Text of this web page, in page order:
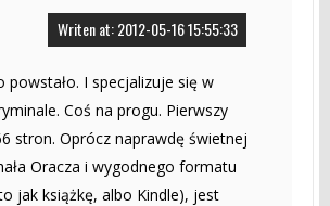
Writen at: 2012-05-16 15:55:33
powstało. I specjalizuje się w
Coś na progu. Pierwszy
stron. Oprócz naprawdę świetnej
Oracza i wygodnego formatu
jak książkę, albo Kindle), jest